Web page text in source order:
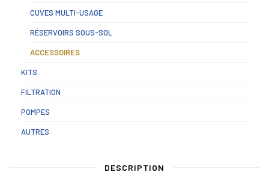
CUVES MULTI-USAGE
RÉSERVOIRS SOUS-SOL
ACCESSOIRES
KITS
FILTRATION
POMPES
AUTRES
DESCRIPTION